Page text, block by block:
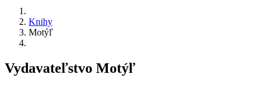
Knihy
Motýľ
Vydavateľstvo Motýľ